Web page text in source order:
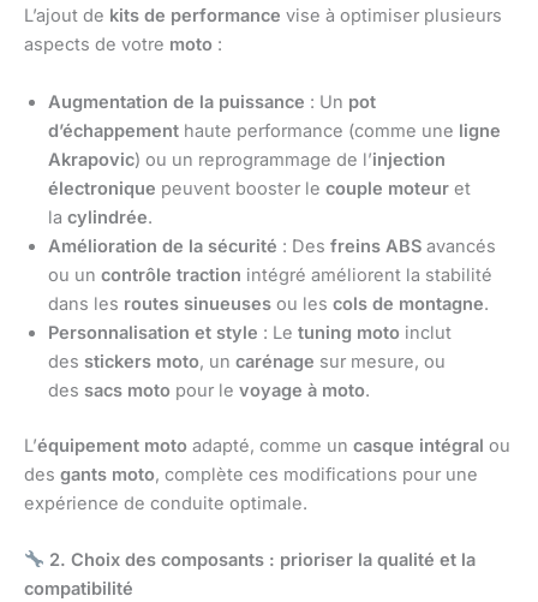
L’ajout de kits de performance vise à optimiser plusieurs
aspects de votre moto :
Augmentation de la puissance : Un pot
d’échappement haute performance (comme une ligne
Akrapovic) ou un reprogrammage de l’injection
électronique peuvent booster le couple moteur et
la cylindrée.
Amélioration de la sécurité : Des freins ABS avancés
ou un contrôle traction intégré améliorent la stabilité
dans les routes sinueuses ou les cols de montagne.
Personnalisation et style : Le tuning moto inclut
des stickers moto, un carénage sur mesure, ou
des sacs moto pour le voyage à moto.
L’équipement moto adapté, comme un casque intégral ou
des gants moto, complète ces modifications pour une
expérience de conduite optimale.
2. Choix des composants : prioriser la qualité et la
compatibilité